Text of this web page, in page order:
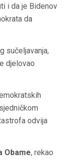
i da je Bidenov
da
sučeljavanja,
djelovao
odvija
Obame, rekao